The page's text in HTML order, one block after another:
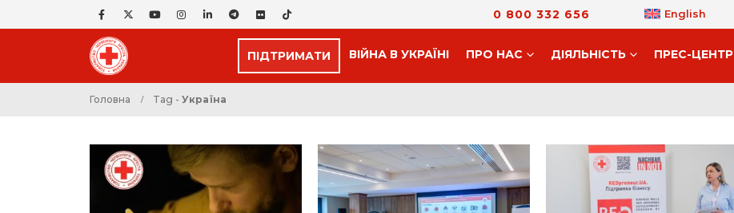
0 800 332 656 English
ПІДТРИМАТИ ВІЙНА В УКРАЇНІ ПРО НАС ДIЯЛЬНIСТЬ ПРЕС-ЦЕНТР
Головна Tag - Україна